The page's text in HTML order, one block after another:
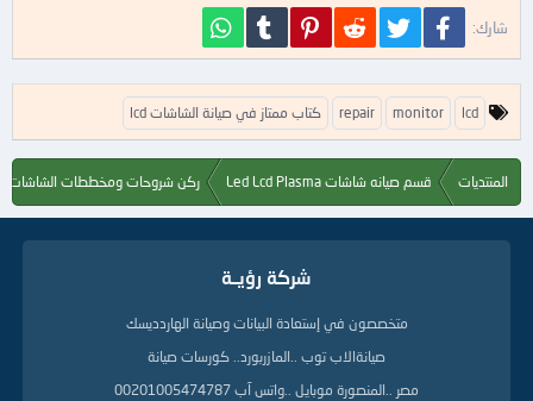
شارك: فيسبوك تويتر Reddit
Pinterest
Tumblr
ا
ل
م
ا
lcd
monitor
repair كتاب ممتاز في صيانة الشاشات lcd
المنتديات قسم صيانه شاشات Led Lcd Plasma ركن شروحات ومخططات الشاشات
شركة رؤيــة
متخصصون في إستعادة البيانات وصيانة الهاردديسك
صيانةالاب توب ..المازربورد.. كورسات صيانة
مصر ..المنصورة موبايل ..واتس آب 00201005474787